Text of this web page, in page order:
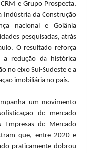
e Grupo Prospecta,
Indústria da Construção
nacional e Goiânia
pesquisadas, atrás
O resultado reforça
redução da histórica
no eixo Sul-Sudeste e a
imobiliária no país.
um movimento
do mercado
Empresas do Mercado
que, entre 2020 e
praticamente dobrou